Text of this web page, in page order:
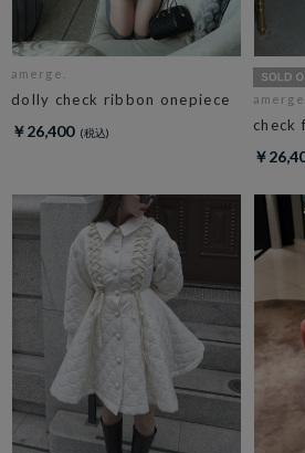
amerge.
dolly check ribbon onepiece
￥26,400
amerge.
check
￥